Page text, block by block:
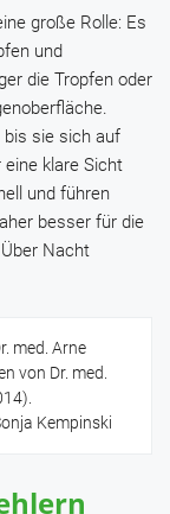
große Rolle: Es
und
die Tropfen oder
bis sie sich auf
klare Sicht
und führen
besser für die
Nacht
med. Arne
von Dr. med.
Kempinski